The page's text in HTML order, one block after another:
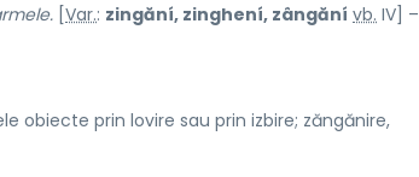
[Var.: zingăní, zinghení, zângăní vb. IV] –
obiecte prin lovire sau prin izbire; zăngănire,